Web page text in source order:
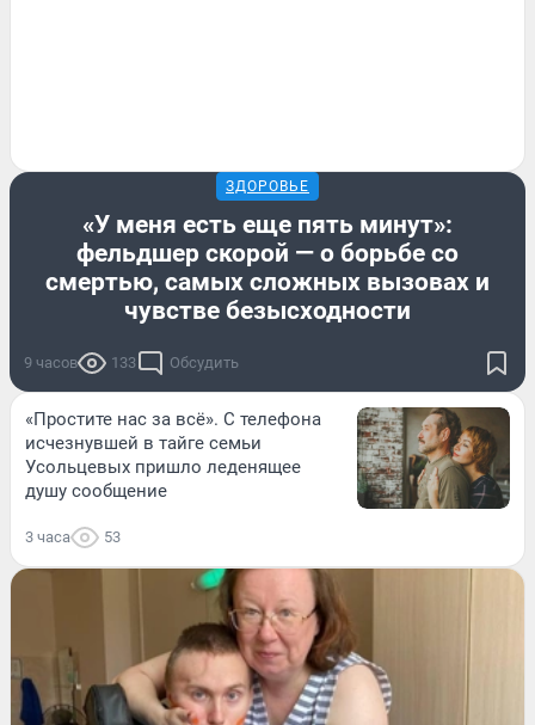
ЗДОРОВЬЕ
«У меня есть еще пять минут»:
фельдшер скорой — о борьбе со
смертью, самых сложных вызовах и
чувстве безысходности
9 часов 133 Обсудить
«Простите нас за всё». С телефона
исчезнувшей в тайге семьи
Усольцевых пришло леденящее
душу сообщение
3 часа 53